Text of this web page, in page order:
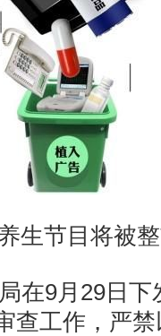
节目将被整
在9月29日
查工作，严